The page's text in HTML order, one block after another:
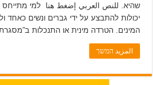
שהיא. للنص العربي إضغط هنا למי
יכולות להתבצע על ידי גברים ונשים כאחד
המינים. הטרדה מינית או התנכלות
المزيد המשך